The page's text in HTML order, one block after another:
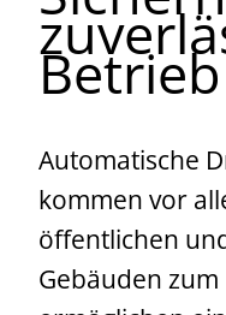
Betrieb
Automatische
kommen vor
öffentlichen
Gebäuden zum